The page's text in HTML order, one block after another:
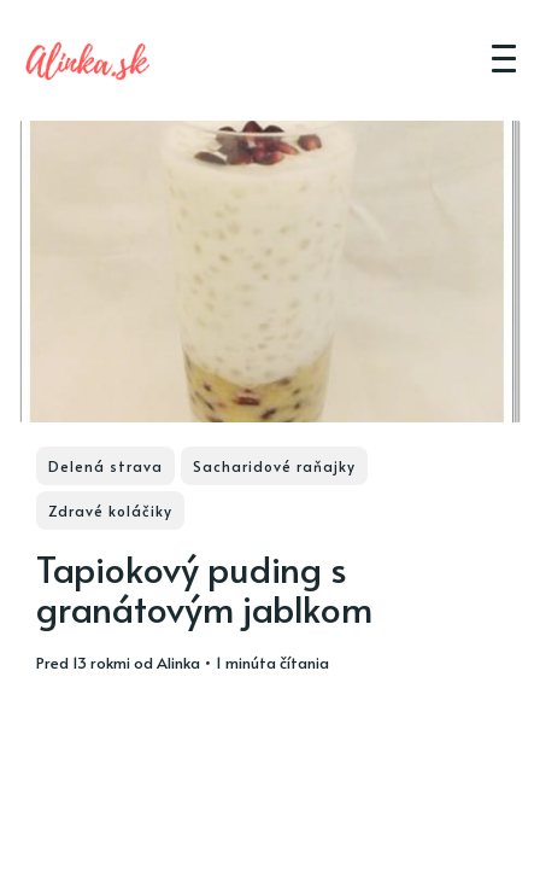
Delená strava Sacharidové raňajky
Zdravé koláčiky
Tapiokový puding s
granátovým jablkom
pred 13 rokmiodAlinka • 1 minúta čítania